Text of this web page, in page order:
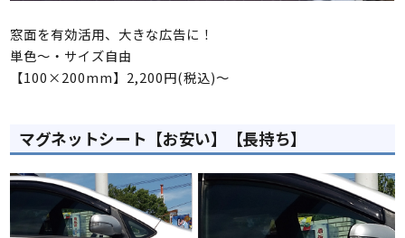
窓面を有効活用、大きな広告に！
単色～・サイズ自由
【100×200mm】2,200円(税込)～
マグネットシート【お安い】【長持ち】